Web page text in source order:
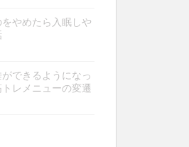
やめたら入眠しや
できるようになっ
レメニューの変遷